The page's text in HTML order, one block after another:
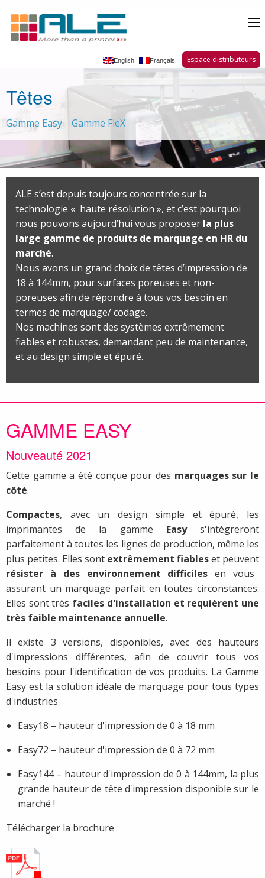
English Français Espace distributeurs
Têtes
Gamme Easy Gamme FleX
ALE s’est depuis toujours concentrée sur la
technologie « haute résolution », et c’est pourquoi
nous pouvons aujourd’hui vous proposer la plus
large gamme de produits de marquage en HR du
marché.
Nous avons un grand choix de têtes d’impression de
18 à 144mm, pour surfaces poreuses et non-
poreuses afin de répondre à tous vos besoin en
termes de marquage/ codage.
Nos machines sont des systèmes extrêmement
fiables et robustes, demandant peu de maintenance,
et au design simple et épuré.
GAMME EASY
Nouveauté 2021
Cette gamme a été conçue pour des marquages sur le
côté.
Compactes, avec un design simple et épuré, les
imprimantes de la gamme Easys'intègreront
parfaitement à toutes les lignes de production, même les
plus petites. Elles sont extrêmement fiableset peuvent
résister à des environnement difficiles en vous
assurant un marquage parfait en toutes circonstances.
Elles sont très faciles d'installation et requièrent une
très faible maintenance annuelle.
Il existe 3 versions, disponibles, avec des hauteurs
d'impressions différentes, afin de couvrir tous vos
besoins pour l'identification de vos produits. La Gamme
Easy est la solution idéale de marquage pour tous types
d'industries
Easy18 – hauteur d'impression de 0 à 18 mm
Easy72 – hauteur d'impression de 0 à 72 mm
Easy144 – hauteur d'impression de 0 à 144mm, la plus
grande hauteur de tête d'impression disponible sur le
marché !
Télécharger la brochure